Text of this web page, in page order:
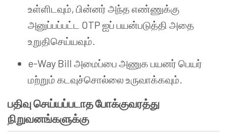
உள்ளிடவும், பின்னர் அந்த எண்ணுக்கு
அனுப்பப்பட்ட OTP ஐப் பயன்படுத்தி அதை
உறுதிசெய்யவும்.
e-Way Bill அமைப்பை அணுக பயனர் பெயர்
மற்றும் கடவுச்சொல்லை உருவாக்கவும்.
பதிவு செய்யப்படாத போக்குவரத்து
நிறுவனங்களுக்கு